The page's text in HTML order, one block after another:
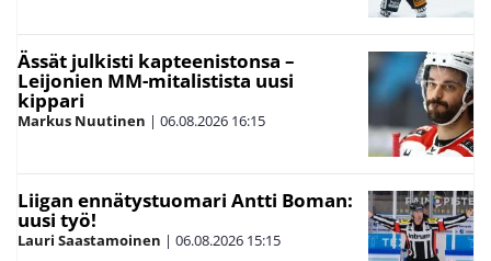
Ässät julkisti kapteenistonsa –
Leijonien MM-mitalistista uusi
kippari
Markus Nuutinen | 06.08.2026 16:15
Liigan ennätystuomari Antti Boman:
uusi työ!
Lauri Saastamoinen | 06.08.2026 15:15